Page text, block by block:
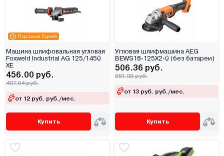
Под заказ 5 дней
Машина шлифовальная угловая
Foxweld Industrial AG 125/1450
ХE
456.00 руб.
497.04 руб.
от 12 руб. руб./мес.
Купить
Угловая шлифмашина AEG
BEWS18-125X2-0 (без батареи)
506.36 руб.
551.93 руб.
от 13 руб. руб./мес.
Купить